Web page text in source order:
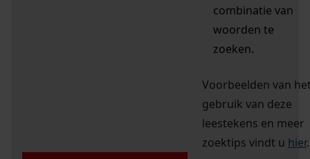
combinatie van
woorden te
zoeken.
Voorbeelden van
gebruik van deze
leestekens en meer
zoektips vindt u hier.